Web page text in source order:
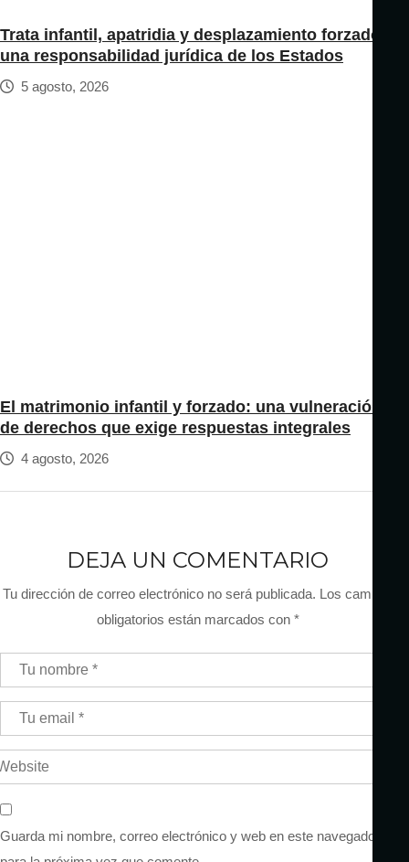
Trata infantil, apatridia y desplazamiento forzado:
una responsabilidad jurídica de los Estados
5 agosto, 2026
El matrimonio infantil y forzado: una vulneración
de derechos que exige respuestas integrales
4 agosto, 2026
DEJA UN COMENTARIO
Tu dirección de correo electrónico no será publicada. Los campos
obligatorios están marcados con *
Guarda mi nombre, correo electrónico y web en este navegador